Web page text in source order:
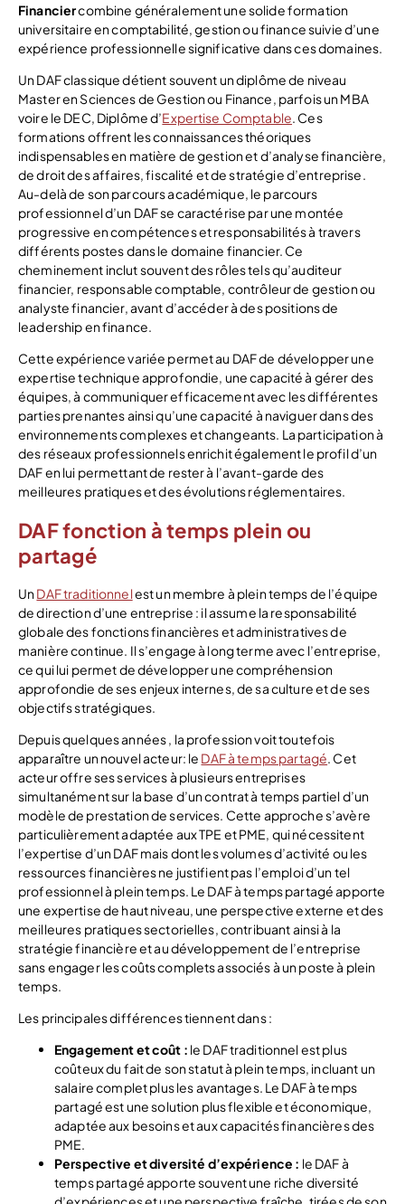
Financiercombine généralement une solide formation
universitaire en comptabilité, gestion ou finance suivie d’une
expérience professionnelle significative dans ces domaines.
Un DAF classique détient souvent un diplôme de niveau
Master en Sciences de Gestion ou Finance, parfois un MBA
voire le DEC, Diplôme d’Expertise Comptable. Ces
formations offrent les connaissances théoriques
indispensables en matière de gestion et d’analyse financière,
de droit des affaires, fiscalité et de stratégie d’entreprise.
Au-delà de son parcours académique, le parcours
professionnel d’un DAF se caractérise par une montée
progressive en compétences et responsabilités à travers
différents postes dans le domaine financier. Ce
cheminement inclut souvent des rôles tels qu’auditeur
financier, responsable comptable, contrôleur de gestion ou
analyste financier, avant d’accéder à des positions de
leadership en finance.
Cette expérience variée permet au DAF de développer une
expertise technique approfondie, une capacité à gérer des
équipes, à communiquer efficacement avec les différentes
parties prenantes ainsi qu’une capacité à naviguer dans des
environnements complexes et changeants. La participation à
des réseaux professionnels enrichit également le profil d’un
DAF en lui permettant de rester à l’avant-garde des
meilleures pratiques et des évolutions réglementaires.
DAF fonction à temps plein ou
partagé
UnDAF traditionnelest un membre à plein temps de l’équipe
de direction d’une entreprise : il assume la responsabilité
globale des fonctions financières et administratives de
manière continue. Il s’engage à long terme avec l’entreprise,
ce qui lui permet de développer une compréhension
approfondie de ses enjeux internes, de sa culture et de ses
objectifs stratégiques.
Depuis quelques années , la profession voit toutefois
apparaître un nouvel acteur: le DAF à temps partagé. Cet
acteur offre ses services à plusieurs entreprises
simultanément sur la base d’un contrat à temps partiel d’un
modèle de prestation de services. Cette approche s’avère
particulièrement adaptée aux TPE et PME, qui nécessitent
l’expertise d’un DAF mais dont les volumes d’activité ou les
ressources financières ne justifient pas l’emploi d’un tel
professionnel à plein temps. Le DAF à temps partagé apporte
une expertise de haut niveau, une perspective externe et des
meilleures pratiques sectorielles, contribuant ainsi à la
stratégie financière et au développement de l’entreprise
sans engager les coûts complets associés à un poste à plein
temps.
Les principales différences tiennent dans :
Engagement et coût : le DAF traditionnel est plus
coûteux du fait de son statut à plein temps, incluant un
salaire complet plus les avantages. Le DAF à temps
partagé est une solution plus flexible et économique,
adaptée aux besoins et aux capacités financières des
PME.
Perspective et diversité d’expérience : le DAF à
temps partagé apporte souvent une riche diversité